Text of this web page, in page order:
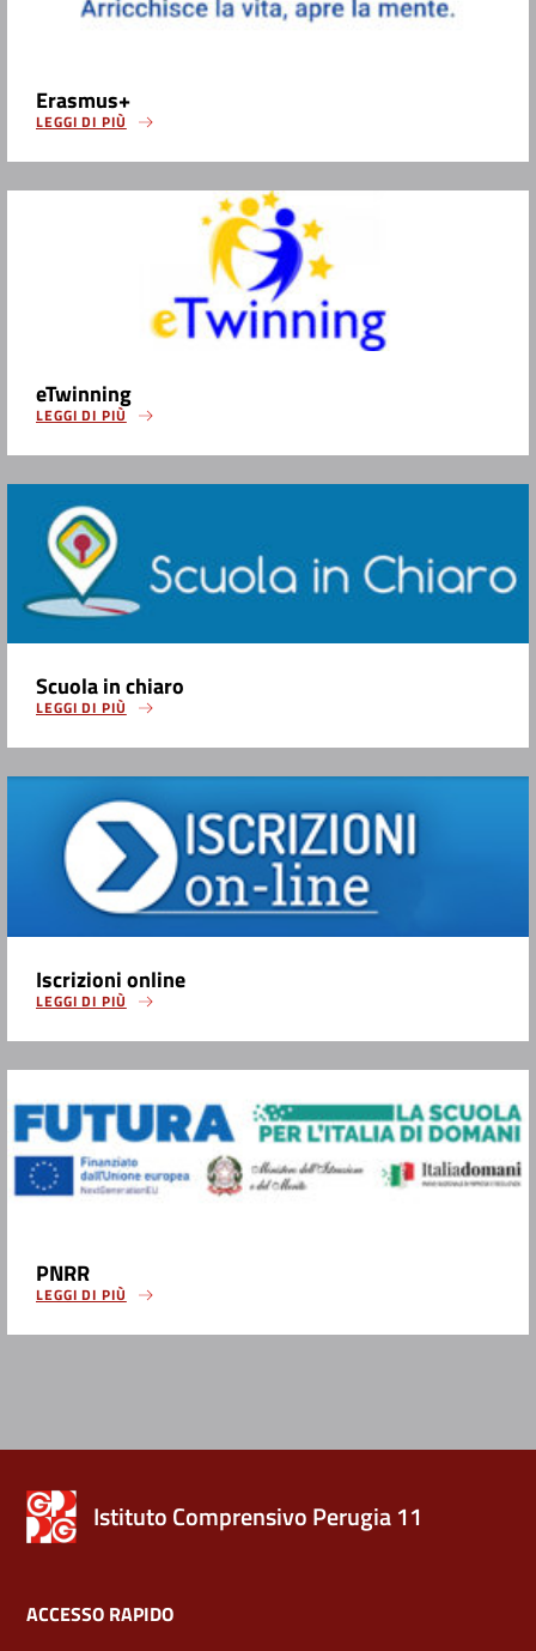
Erasmus+
LEGGI DI PIÙ
eTwinning
LEGGI DI PIÙ
Scuola in chiaro
LEGGI DI PIÙ
Iscrizioni online
LEGGI DI PIÙ
PNRR
LEGGI DI PIÙ
Istituto Comprensivo Perugia 11
ACCESSO RAPIDO